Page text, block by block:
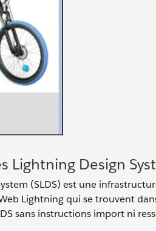
Lightning Design
(SLDS) est une
Lightning qui se trouvent
sans instructions import ni